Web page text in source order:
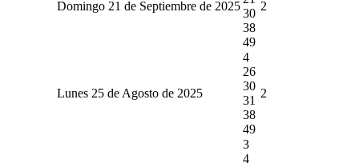
Domingo 21 de Septiembre de 2025
30
38
49
2
Lunes 25 de Agosto de 2025
4
26
30
31
38
49
2
3
4